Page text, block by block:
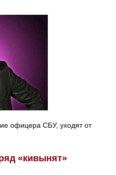
офицера СБУ, уходят от
«кивынят»